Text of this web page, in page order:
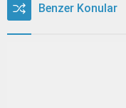
Benzer Konular